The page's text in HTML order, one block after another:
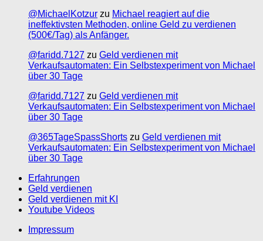
@MichaelKotzur zu Michael reagiert auf die
ineffektivsten Methoden, online Geld zu verdienen
(500€/Tag) als Anfänger.
@faridd.7127 zu Geld verdienen mit
Verkaufsautomaten: Ein Selbstexperiment von Michael
über 30 Tage
@faridd.7127 zu Geld verdienen mit
Verkaufsautomaten: Ein Selbstexperiment von Michael
über 30 Tage
@365TageSpassShorts zu Geld verdienen mit
Verkaufsautomaten: Ein Selbstexperiment von Michael
über 30 Tage
Erfahrungen
Geld verdienen
Geld verdienen mit KI
Youtube Videos
Impressum